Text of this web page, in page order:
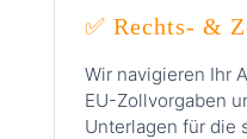
✅ Rechts- &
Wir navigieren Ihr
EU-Zollvorgaben
Unterlagen für die